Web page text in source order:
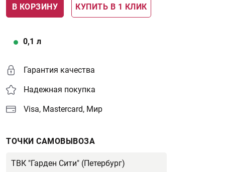
В КОРЗИНУ КУПИТЬ В 1 КЛИК
0,1 л
Гарантия качества
Надежная покупка
Visa, Mastercard, Мир
ТОЧКИ САМОВЫВОЗА
ТВК "Гарден Сити" (Петербург)